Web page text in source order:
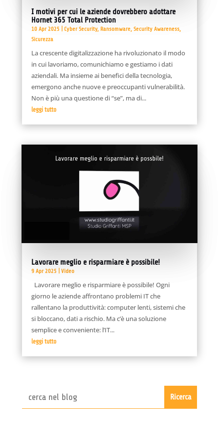
I motivi per cui le aziende dovrebbero adottare
Hornet 365 Total Protection
10 Apr 2025 Cyber Security, Ransomware, Security Awareness,
Sicurezza
La crescente digitalizzazione ha rivoluzionato il modo
in cui lavoriamo, comunichiamo e gestiamo i dati
aziendali. Ma insieme ai benefici della tecnologia,
emergono anche nuove e preoccupanti vulnerabilità.
Non è più una questione di “se”, ma di...
leggi tutto
Lavorare meglio e risparmiare è possibile!
9 Apr 2025 Video
Lavorare meglio e risparmiare è possibile! Ogni
giorno le aziende affrontano problemi IT che
rallentano la produttività: computer lenti, sistemi che
si bloccano, dati a rischio. Ma c’è una soluzione
semplice e conveniente: l’IT...
leggi tutto